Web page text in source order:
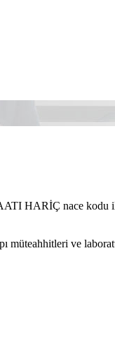
HARİÇ nace kodu
müteahhitleri ve